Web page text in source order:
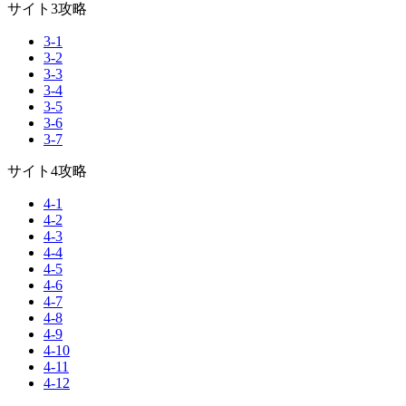
サイト3攻略
3-1
3-2
3-3
3-4
3-5
3-6
3-7
サイト4攻略
4-1
4-2
4-3
4-4
4-5
4-6
4-7
4-8
4-9
4-10
4-11
4-12